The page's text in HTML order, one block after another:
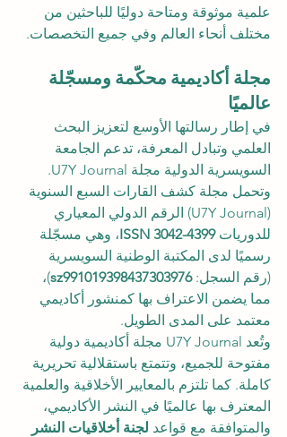
علمية موثوقة ومتاحة دوليًا للباحثين من
مختلف أنحاء العالم وفي جميع التخصصات.
مجلة أكاديمية محكّمة ومسجّلة
عالميًا
في إطار رسالتها الأوسع لتعزيز البحث
العلمي وتبادل المعرفة، تدعم الجامعة
السويسرية الدولية مجلة U7Y Journal.
وتحمل مجلة كشف القارات السبع السنوية
(U7Y Journal) الرقم الدولي المعياري
للدوريات ISSN 3042-4399، وهي مسجّلة
رسميًا لدى المكتبة الوطنية السويسرية
(رقم السجل: sz991019398437303976)،
مما يضمن الاعتراف بها كمنشور أكاديمي
معتمد على المدى الطويل.
وتُعد U7Y Journal مجلة أكاديمية دولية
مفتوحة للجميع، وتتمتع باستقلالية تحريرية
كاملة. كما تلتزم بالمعايير الأخلاقية والعلمية
المعترف بها عالميًا في النشر الأكاديمي،
والمتوافقة مع قواعد لجنة أخلاقيات النشر